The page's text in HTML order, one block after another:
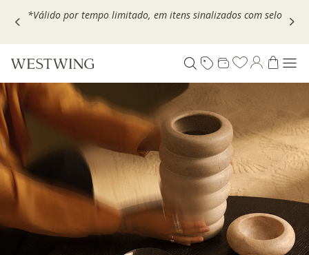
Escolha seu VOUCHER e ganhe até 30% OFF*: useMOVEL30,